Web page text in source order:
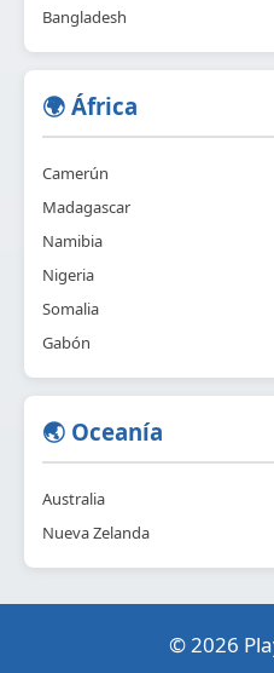
Bangladesh
🌍 África
Camerún
Madagascar
Namibia
Nigeria
Somalia
Gabón
🌏 Oceanía
Australia
Nueva Zelanda
© 2026